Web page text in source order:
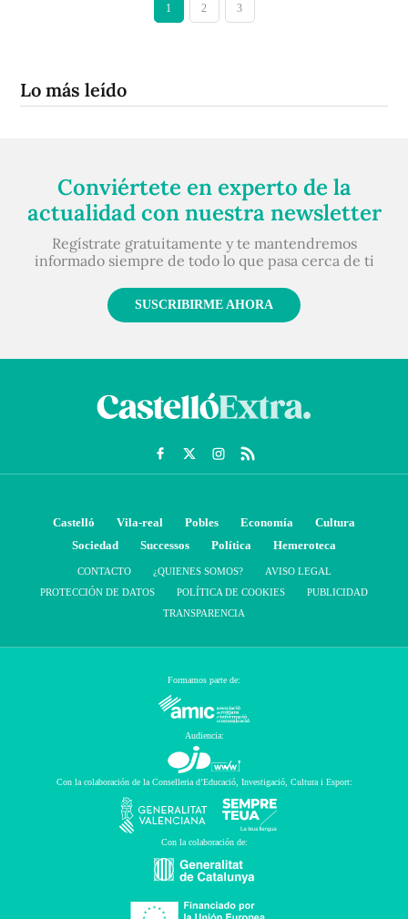
1 2 3
Lo más leído
Conviértete en experto de la
actualidad con nuestra newsletter
Regístrate gratuitamente y te mantendremos
informado siempre de todo lo que pasa cerca de ti
SUSCRIBIRME AHORA
Castelló Vila-real Pobles Economía
Cultura
Sociedad
Successos Política Hemeroteca
CONTACTO ¿QUIENES SOMOS?
AVISO LEGAL
PROTECCIÓN DE DATOS
POLÍTICA DE COOKIES
PUBLICIDAD
TRANSPARENCIA
Formamos parte de:
Audiencia:
Con la colaboración de la Conselleria d’Educació, Investigació, Cultura i Esport:
Con la colaboración de: